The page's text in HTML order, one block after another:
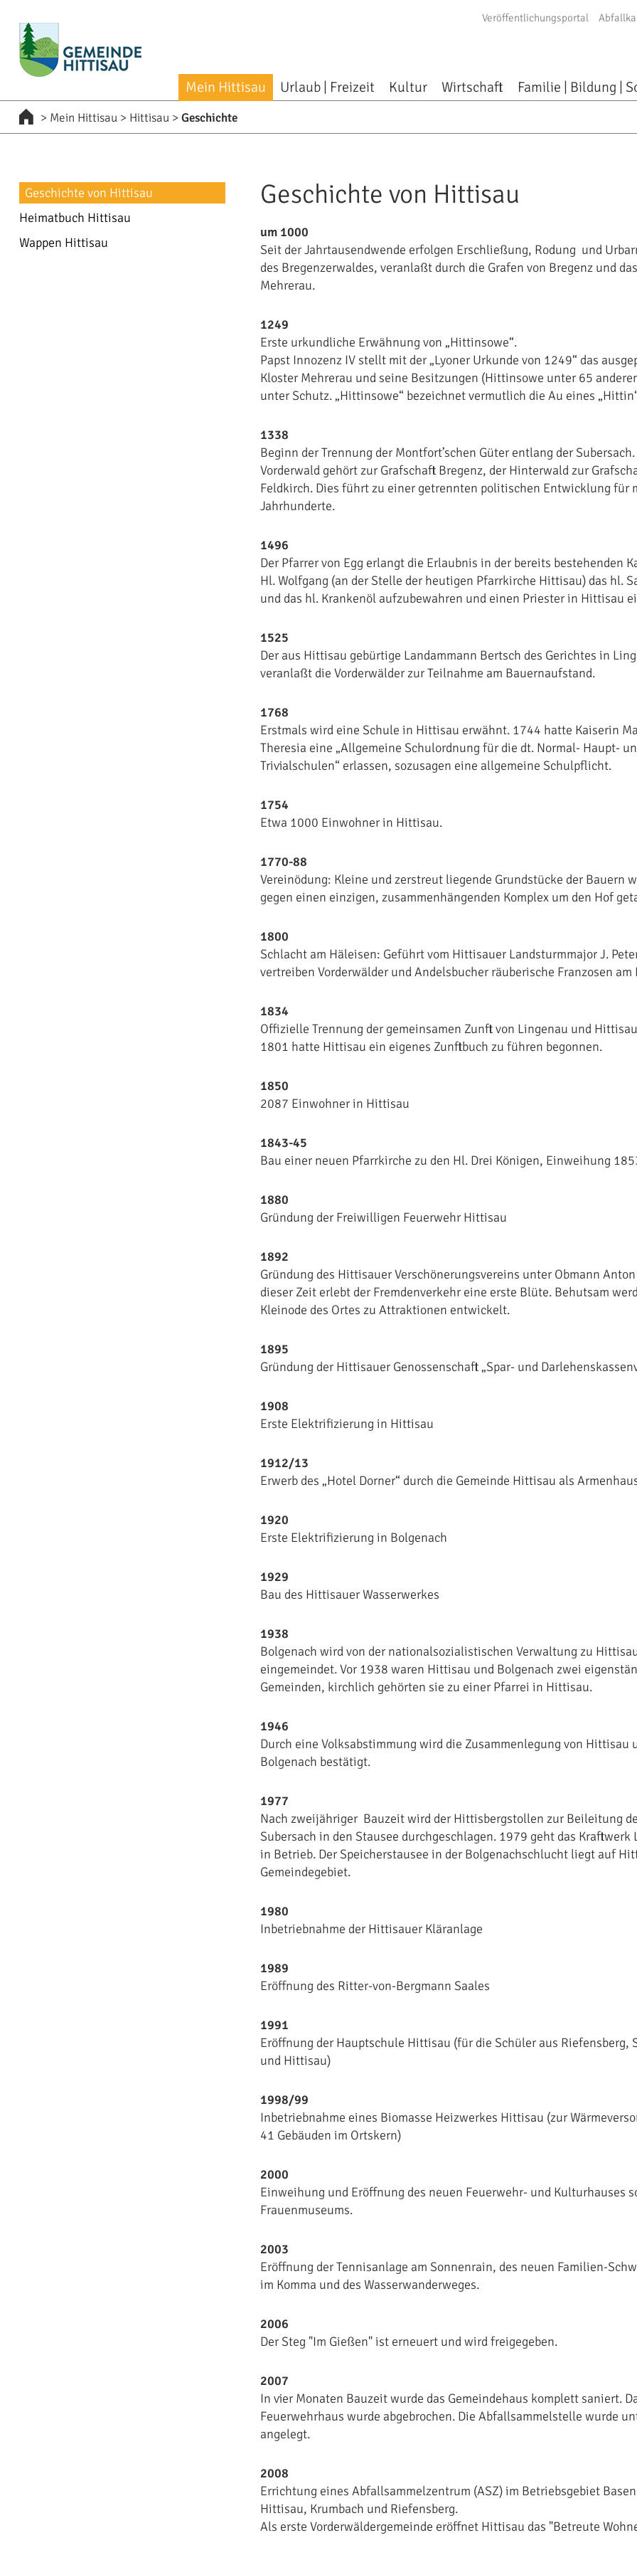
Veröffentlichungsportal
Mein Hittisau Urlaub | Freizeit Kultur Wirtschaft Familie | Bildung |
> Mein Hittisau > Hittisau > Geschichte
Geschichte von Hittisau
Heimatbuch Hittisau
Wappen Hittisau
Geschichte von Hittisau
um 1000
Seit der Jahrtausendwende erfolgen Erschließung, Rodung und
des Bregenzerwaldes, veranlaßt durch die Grafen von Bregenz und
Mehrerau.
1249
Erste urkundliche Erwähnung von „Hittinsowe“.
Papst Innozenz IV stellt mit der „Lyoner Urkunde von 1249“ das
Kloster Mehrerau und seine Besitzungen (Hittinsowe unter 65
unter Schutz. „Hittinsowe“ bezeichnet vermutlich die Au eines
1338
Beginn der Trennung der Montfort’schen Güter entlang der Subersach.
Vorderwald gehört zur Grafschaft Bregenz, der Hinterwald zur
Feldkirch. Dies führt zu einer getrennten politischen Entwicklung für
Jahrhunderte.
1496
Der Pfarrer von Egg erlangt die Erlaubnis in der bereits bestehenden
Hl. Wolfgang (an der Stelle der heutigen Pfarrkirche Hittisau) das hl.
und das hl. Krankenöl aufzubewahren und einen Priester in Hittisau
1525
Der aus Hittisau gebürtige Landammann Bertsch des Gerichtes in
veranlaßt die Vorderwälder zur Teilnahme am Bauernaufstand.
1768
Erstmals wird eine Schule in Hittisau erwähnt. 1744 hatte Kaiserin
Theresia eine „Allgemeine Schulordnung für die dt. Normal- Haupt-
Trivialschulen“ erlassen, sozusagen eine allgemeine Schulpflicht.
1754
Etwa 1000 Einwohner in Hittisau.
1770-88
Vereinödung: Kleine und zerstreut liegende Grundstücke der Bauern
gegen einen einzigen, zusammenhängenden Komplex um den Hof
1800
Schlacht am Häleisen: Geführt vom Hittisauer Landsturmmajor J.
vertreiben Vorderwälder und Andelsbucher räuberische Franzosen am
1834
Offizielle Trennung der gemeinsamen Zunft von Lingenau und
1801 hatte Hittisau ein eigenes Zunftbuch zu führen begonnen.
1850
2087 Einwohner in Hittisau
1843-45
Bau einer neuen Pfarrkirche zu den Hl. Drei Königen, Einweihung
1880
Gründung der Freiwilligen Feuerwehr Hittisau
1892
Gründung des Hittisauer Verschönerungsvereins unter Obmann
dieser Zeit erlebt der Fremdenverkehr eine erste Blüte. Behutsam
Kleinode des Ortes zu Attraktionen entwickelt.
1895
Gründung der Hittisauer Genossenschaft „Spar- und
1908
Erste Elektrifizierung in Hittisau
1912/13
Erwerb des „Hotel Dorner“ durch die Gemeinde Hittisau als
1920
Erste Elektrifizierung in Bolgenach
1929
Bau des Hittisauer Wasserwerkes
1938
Bolgenach wird von der nationalsozialistischen Verwaltung zu
eingemeindet. Vor 1938 waren Hittisau und Bolgenach zwei
Gemeinden, kirchlich gehörten sie zu einer Pfarrei in Hittisau.
1946
Durch eine Volksabstimmung wird die Zusammenlegung von Hittisau
Bolgenach bestätigt.
1977
Nach zweijähriger Bauzeit wird der Hittisbergstollen zur Beileitung
Subersach in den Stausee durchgeschlagen. 1979 geht das Kraftwerk
in Betrieb. Der Speicherstausee in der Bolgenachschlucht liegt auf
Gemeindegebiet.
1980
Inbetriebnahme der Hittisauer Kläranlage
1989
Eröffnung des Ritter-von-Bergmann Saales
1991
Eröffnung der Hauptschule Hittisau (für die Schüler aus Riefensberg,
und Hittisau)
1998/99
Inbetriebnahme eines Biomasse Heizwerkes Hittisau (zur
41 Gebäuden im Ortskern)
2000
Einweihung und Eröffnung des neuen Feuerwehr- und Kulturhauses
Frauenmuseums.
2003
Eröffnung der Tennisanlage am Sonnenrain, des neuen Familien-
im Komma und des Wasserwanderweges.
2006
Der Steg "Im Gießen" ist erneuert und wird freigegeben.
2007
In vier Monaten Bauzeit wurde das Gemeindehaus komplett saniert.
Feuerwehrhaus wurde abgebrochen. Die Abfallsammelstelle wurde
angelegt.
2008
Errichtung eines Abfallsammelzentrum (ASZ) im Betriebsgebiet
Hittisau, Krumbach und Riefensberg.
Als erste Vorderwäldergemeinde eröffnet Hittisau das "Betreute